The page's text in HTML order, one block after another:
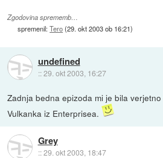
Zgodovina sprememb…
spremenil:Tero(29. okt 2003 ob 16:21)
undefined
::29. okt 2003, 16:27
Zadnja bedna epizoda mi je bila
Vulkanka iz Enterprisea.
Grey
::29. okt 2003, 18:47